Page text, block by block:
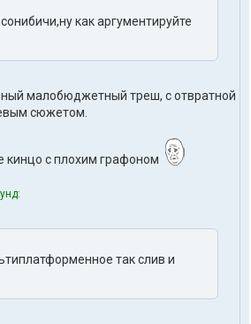
как аргументируйте
малобюджетный треш, с отвратной
сюжетом.
кинцо с плохим графоном
так слив и